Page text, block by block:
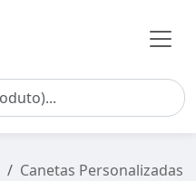
Canetas Personalizadas